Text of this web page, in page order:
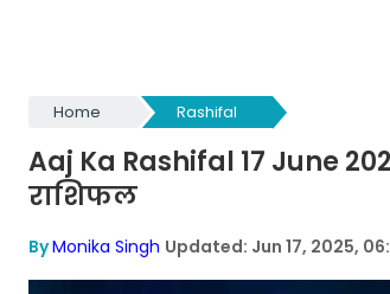
Home Rashifal
Aaj Ka Rashifal 17 June
राशिफल
ByMonika Singh Updated: Jun 17, 2025,